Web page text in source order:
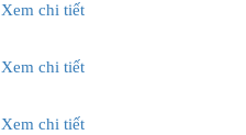
Xem chi tiết
Xem chi tiết
Xem chi tiết